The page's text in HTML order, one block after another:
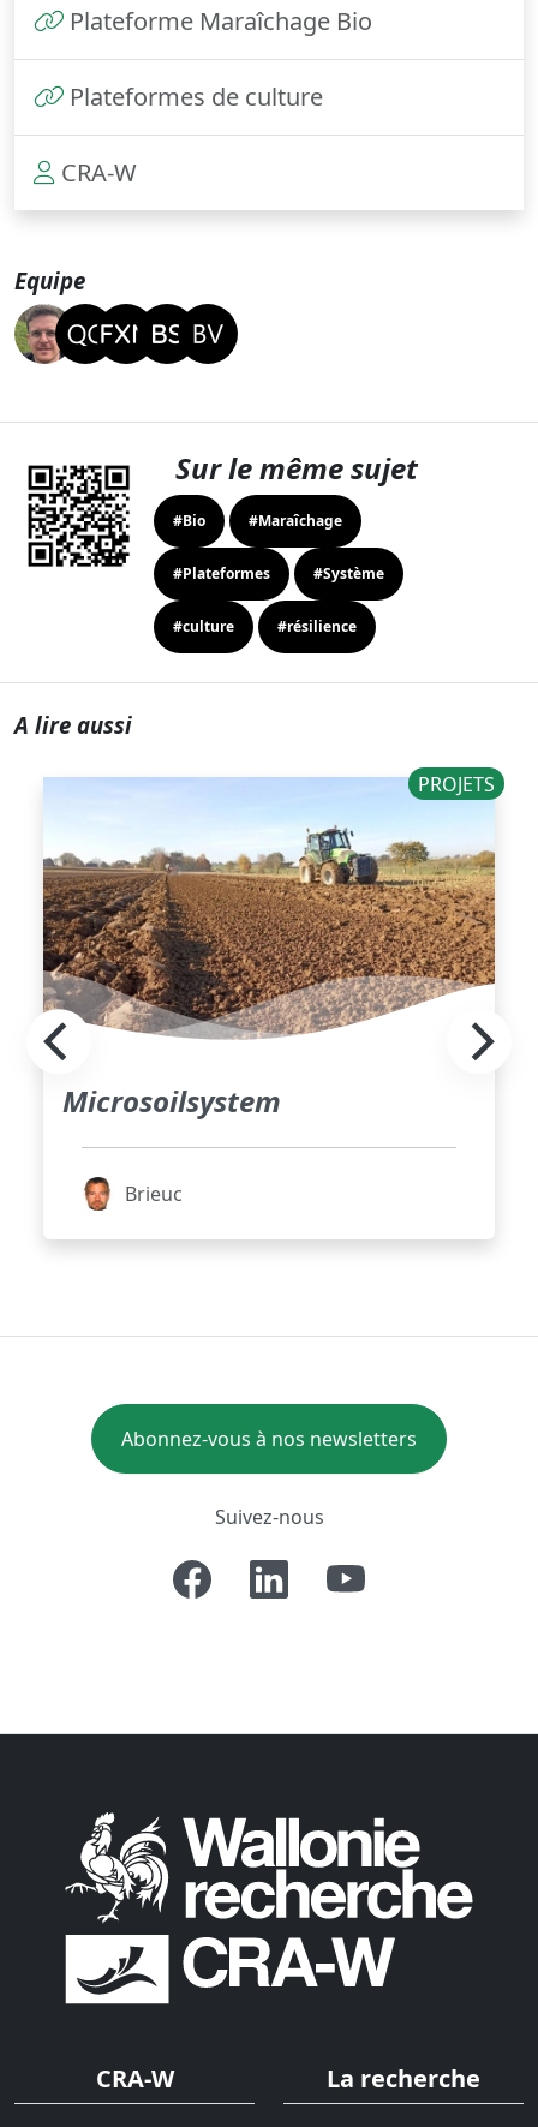
Plateforme Maraîchage Bio
Plateformes de culture
CRA-W
Equipe
Sur le même sujet
#Bio #Maraîchage
#Plateformes #Système
#culture #résilience
A lire aussi
PROJETS
Microsoilsystem
Brieuc
Abonnez-vous à nos newsletters
Suivez-nous
CRA-W La recherche